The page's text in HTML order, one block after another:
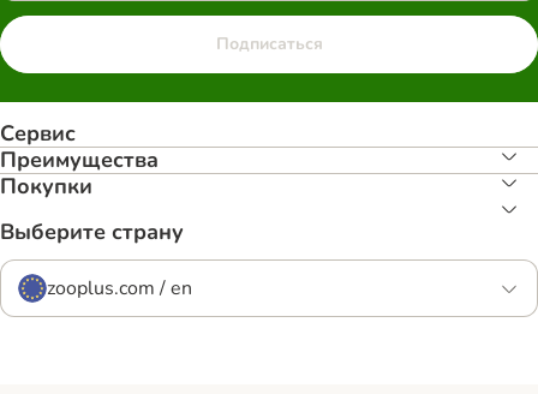
Подписаться
Сервис
Преимуществa
Покупки
Выберите страну
zooplus.com / en